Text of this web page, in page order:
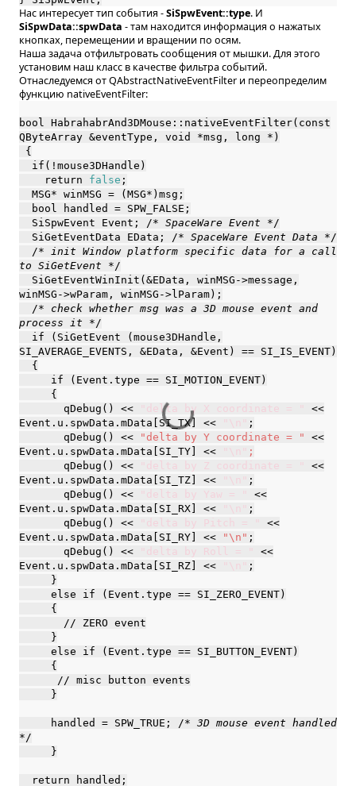
Нас интересует тип события -SiSpwEvent::type. И
SiSpwData::spwData - там находится информация о нажатых
кнопках, перемещении и вращении по осям.
Наша задача отфильтровать сообщения от мышки. Для этого
установим наш класс в качестве фильтра событий.
Отнаследуемся от QAbstractNativeEventFilter и переопределим
функцию nativeEventFilter:
bool HabrahabrAnd3DMouse::nativeEventFilter(const
QByteArray &eventType, void *msg, long *)
{
if(!mouse3DHandle)
return false ;
MSG* winMSG = (MSG*)msg;
bool handled = SPW_FALSE;
SiSpwEvent Event; /* SpaceWare Event */
SiGetEventData EData; /* SpaceWare Event Data */
/*
init Window platform specific data for a call
to SiGetEvent */
SiGetEventWinInit(&EData, winMSG->message,
winMSG->wParam, winMSG->lParam);
/* check whether msg was a 3D mouse event and
process it */
if (SiGetEvent (mouse3DHandle,
SI_AVERAGE_EVENTS, &EData, &Event) == SI_IS_EVENT)
{
if (Event.type == SI_MOTION_EVENT)
{
qDebug() <<
"delta by X coordinate = "
<<
Event.u.spwData.mData[SI_TX] <<
"\n"
;
qDebug() <<
"delta by Y coordinate = "
<<
Event.u.spwData.mData[SI_TY] <<
"\n"
;
qDebug() <<
"delta by Z coordinate = "
<<
Event.u.spwData.mData[SI_TZ] <<
"\n"
;
qDebug() <<
"delta by Yaw = "
<<
Event.u.spwData.mData[SI_RX] <<
"\n"
;
qDebug() <<
"delta by Pitch = "
<<
Event.u.spwData.mData[SI_RY] <<
"\n" ;
qDebug() <<
"delta by Roll = "
<<
Event.u.spwData.mData[SI_RZ] <<
"\n"
;
}
else if (Event.type == SI_ZERO_EVENT)
{
// ZERO event
}
else if (Event.type == SI_BUTTON_EVENT)
{
// misc button events
}
handled = SPW_TRUE; /* 3D mouse event handled
*/
}
return handled;